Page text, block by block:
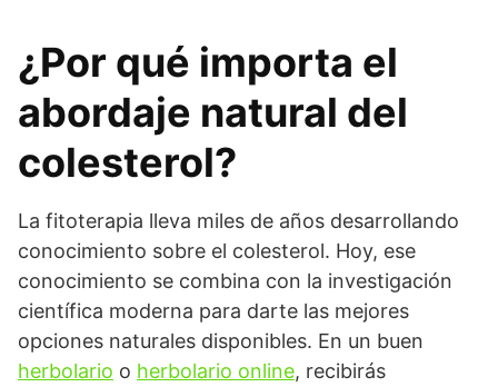
¿Por qué importa el
abordaje natural del
colesterol?
La fitoterapia lleva miles de años desarrollando
conocimiento sobre el colesterol. Hoy, ese
conocimiento se combina con la investigación
científica moderna para darte las mejores
opciones naturales disponibles. En un buen
herbolario o herbolario online, recibirás